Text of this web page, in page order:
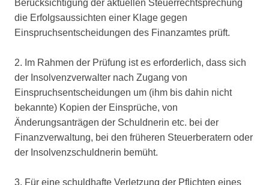
Berücksichtigung der aktuellen Steuerrechtsprechung
die Erfolgsaussichten einer Klage gegen
Einspruchsentscheidungen des Finanzamtes prüft.
2. Im Rahmen der Prüfung ist es erforderlich, dass sich
der Insolvenzverwalter nach Zugang von
Einspruchsentscheidungen um (ihm bis dahin nicht
bekannte) Kopien der Einsprüche, von
Änderungsanträgen der Schuldnerin etc. bei der
Finanzverwaltung, bei den früheren Steuerberatern oder
der Insolvenzschuldnerin bemüht.
3. Für eine schuldhafte Verletzung der Pflichten eines